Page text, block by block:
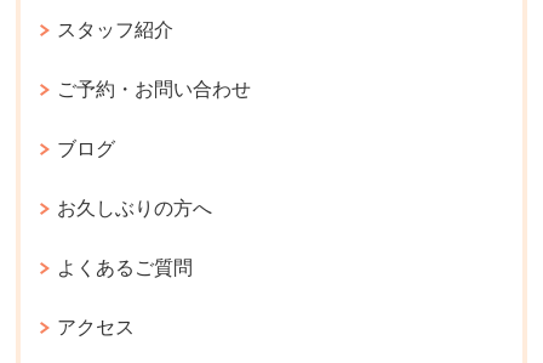
スタッフ紹介
ご予約・お問い合わせ
ブログ
お久しぶりの方へ
よくあるご質問
アクセス